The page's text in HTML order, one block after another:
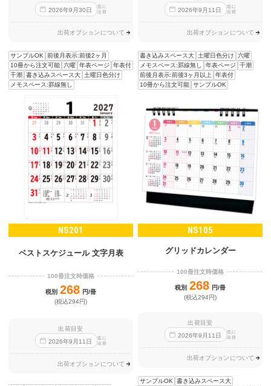
2026年9 月30 日
迄に
出荷
出荷オプションについて
サンプルOK 前後月表示:前後2ヶ月
10冊から注文可能 六曜 年表ページ
年表付
干潮 書き込みスペース大 土曜日色分け
メモスペース:罫線無し
2026年9 月11 日
迄に
出荷
出荷オプションについて
書き込みスペース大 土曜日色分け
六曜
メモスペース:罫線無し
年表ページ
干潮
前後月表示:前後3ヶ月以上 年表付
10冊から注文可能 サンプルOK
NS201
ベストスケジュール 文字月表
100冊注文時価格
税別 268 円/冊
(税込294円)
出荷目安
2026年9 月 11 日
迄に
出荷
出荷オプションについて
NS105
グリッドカレンダー
100冊注文時価格
税別 268 円/冊
(税込294円)
出荷目安
2026年9 月11 日
迄に
出荷
出荷オプションについて
サンプルOK 書き込みスペース大